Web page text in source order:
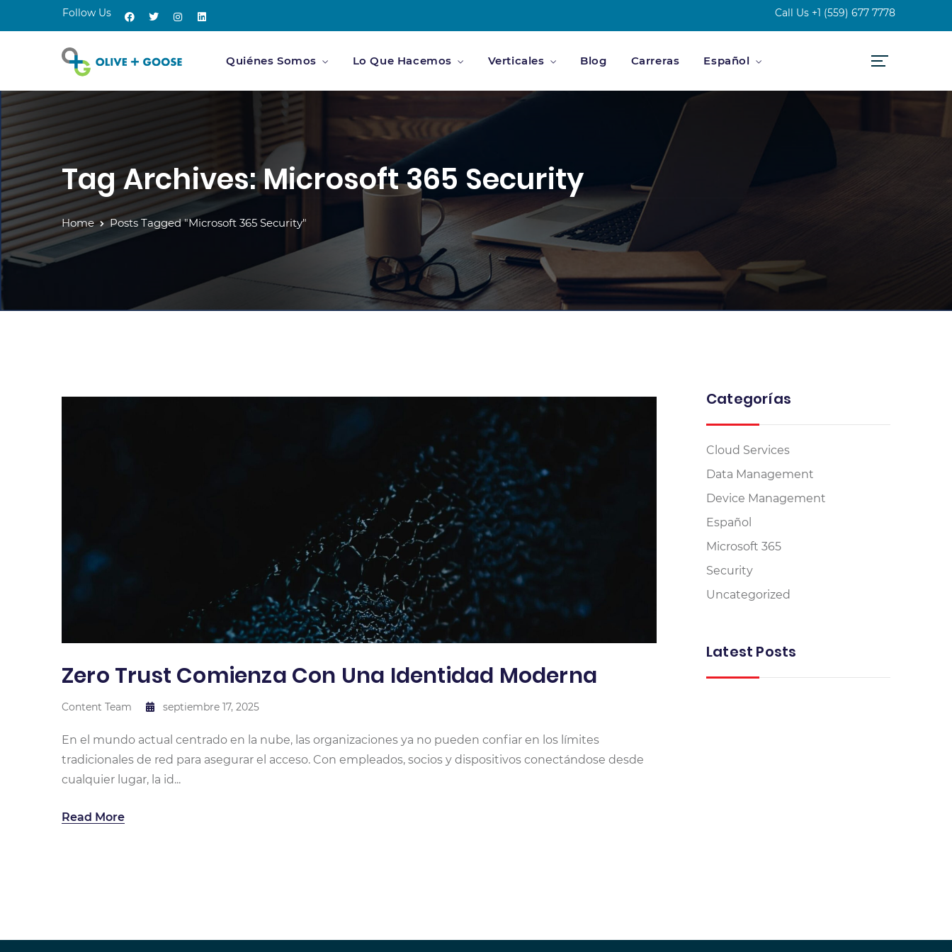
Follow Us Call Us +1 (559) 677 7778
Quiénes Somos Lo Que Hacemos Verticales Blog Carreras Español
Tag Archives: Microsoft 365 Security
Home Posts Tagged "Microsoft 365 Security"
Zero Trust Comienza Con Una Identidad Moderna
Content Team septiembre 17, 2025
En el mundo actual centrado en la nube, las organizaciones ya no pueden confiar en los límites
tradicionales de red para asegurar el acceso. Con empleados, socios y dispositivos conectándose desde
cualquier lugar, la id...
Read More
Categorías
Cloud Services
Data Management
Device Management
Español
Microsoft 365
Security
Uncategorized
Latest Posts